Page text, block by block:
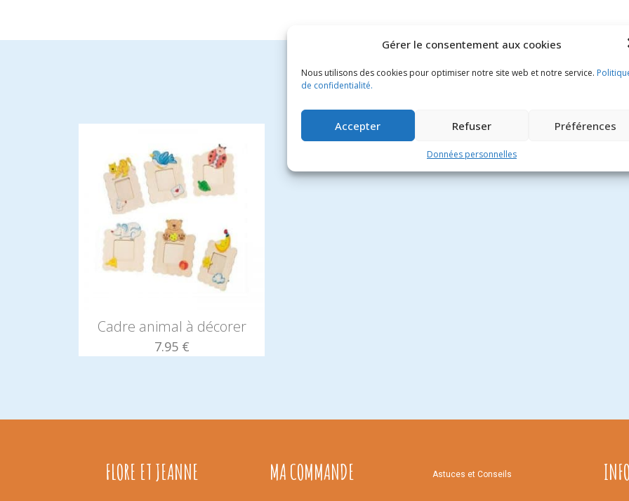
Gérer le consentement aux cookies
Nous utilisons des cookies pour optimiser notre site web et notre service.
de confidentialité.
Accepter Refuser Préférences
Données personnelles
Cadre animal à décorer
7.95 €
FLORE ET JEANNE MA COMMANDE Astuces et Conseils